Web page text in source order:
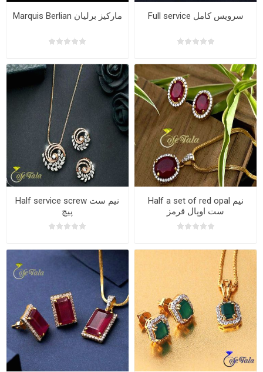
Marquis Berlian مارکیز برلیان Full service سرویس کامل
Half service screw نیم ست
پیچ
Half a set of red opal نیم
ست اوپال قرمز